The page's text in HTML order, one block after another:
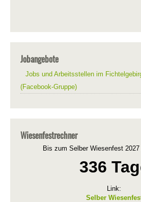
Jobangebote
Jobs und Arbeitsstellen im
(Facebook-Gruppe)
Wiesenfestrechner
Bis zum Selber Wiesenfest
336
Link:
Selber